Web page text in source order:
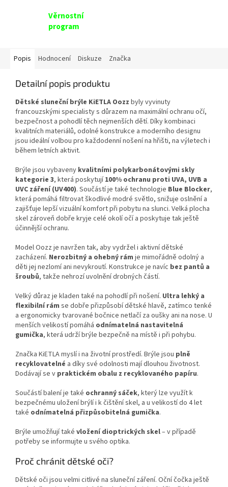
Věrnostní
program
Popis Hodnocení Diskuze Značka
Detailní popis produktu
Dětské sluneční brýle KiETLA Oozz byly vyvinuty
francouzskými specialisty s důrazem na maximální ochranu očí,
bezpečnost a pohodlí těch nejmenších dětí. Díky kombinaci
kvalitních materiálů, odolné konstrukce a moderního designu
jsou ideální volbou pro každodenní nošení na hřišti, na výletech i
během letních aktivit.
Brýle jsou vybaveny kvalitními polykarbonátovými skly
kategorie 3, která poskytují100% ochranu proti UVA, UVB a
UVC záření (UV400). Součástí je také technologie Blue Blocker,
která pomáhá filtrovat škodlivé modré světlo, snižuje oslnění a
zajišťuje lepší vizuální komfort při pobytu na slunci. Velká plocha
skel zároveň dobře kryje celé okolí očí a poskytuje tak ještě
účinnější ochranu.
Model Oozz je navržen tak, aby vydržel i aktivní dětské
zacházení. Nerozbitný a ohebný rám je mimořádně odolný a
děti jej nezlomí ani nevykroutí. Konstrukce je navíc bez pantů a
šroubů, takže nehrozí uvolnění drobných částí.
Velký důraz je kladen také na pohodlí při nošení. Ultra lehký a
flexibilní rám se dobře přizpůsobí dětské hlavě, zatímco tenké
a ergonomicky tvarované bočnice netlačí za oušky ani na nose. U
menších velikostí pomáhá odnímatelná nastavitelná
gumička, která udrží brýle bezpečně na místě i při pohybu.
Značka KiETLA myslí i na životní prostředí. Brýle jsou plně
recyklovatelné a díky své odolnosti mají dlouhou životnost.
Dodávají se v praktickém obalu z recyklovaného papíru.
Součástí balení je také ochranný sáček, který lze využít k
bezpečnému uložení brýlí i k čištění skel, a u velikostí do 4 let
také odnímatelná přizpůsobitelná gumička.
Brýle umožňují také vložení dioptrických skel– v případě
potřeby se informujte u svého optika.
Proč chránit dětské oči?
Dětské oči jsou velmi citlivé na sluneční záření. Oční čočka ještě